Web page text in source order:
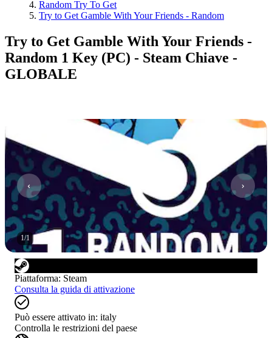
Random Try To Get
Try to Get Gamble With Your Friends - Random
Try to Get Gamble With Your Friends -
Random 1 Key (PC) - Steam Chiave -
GLOBALE
1/1
Piattaforma: Steam
Consulta la guida di attivazione
Può essere attivato in: italy
Controlla le restrizioni del paese